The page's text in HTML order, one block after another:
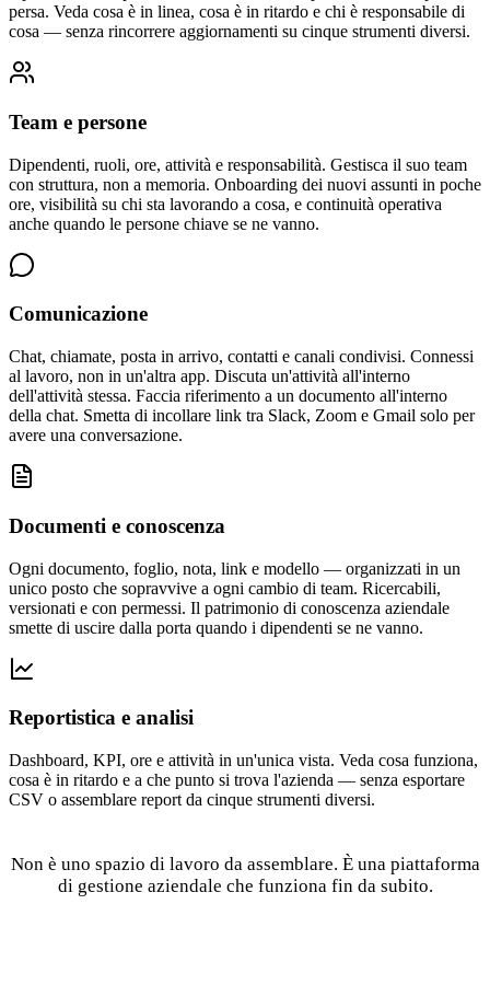
persa. Veda cosa è in linea, cosa è in ritardo e chi è responsabile di
cosa — senza rincorrere aggiornamenti su cinque strumenti diversi.
Team e persone
Dipendenti, ruoli, ore, attività e responsabilità. Gestisca il suo team
con struttura, non a memoria. Onboarding dei nuovi assunti in poche
ore, visibilità su chi sta lavorando a cosa, e continuità operativa
anche quando le persone chiave se ne vanno.
Comunicazione
Chat, chiamate, posta in arrivo, contatti e canali condivisi. Connessi
al lavoro, non in un'altra app. Discuta un'attività all'interno
dell'attività stessa. Faccia riferimento a un documento all'interno
della chat. Smetta di incollare link tra Slack, Zoom e Gmail solo per
avere una conversazione.
Documenti e conoscenza
Ogni documento, foglio, nota, link e modello — organizzati in un
unico posto che sopravvive a ogni cambio di team. Ricercabili,
versionati e con permessi. Il patrimonio di conoscenza aziendale
smette di uscire dalla porta quando i dipendenti se ne vanno.
Reportistica e analisi
Dashboard, KPI, ore e attività in un'unica vista. Veda cosa funziona,
cosa è in ritardo e a che punto si trova l'azienda — senza esportare
CSV o assemblare report da cinque strumenti diversi.
Non è uno spazio di lavoro da assemblare. È una piattaforma
di gestione aziendale che funziona fin da subito.